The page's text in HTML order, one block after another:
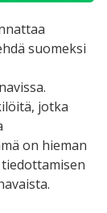
suomeksi
jotka
on hieman